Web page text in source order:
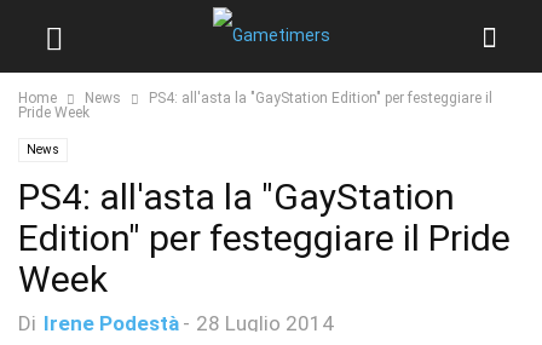
Home News
PS4: all'asta la "GayStation Edition" per festeggiare il
Pride Week
News
PS4: all'asta la "GayStation
Edition" per festeggiare il Pride
Week
Di Irene Podestà - 28 Luglio 2014